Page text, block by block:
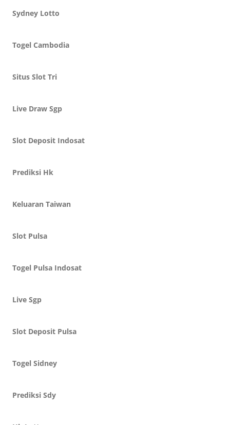
Sydney Lotto
Togel Cambodia
Situs Slot Tri
Live Draw Sgp
Slot Deposit Indosat
Prediksi Hk
Keluaran Taiwan
Slot Pulsa
Togel Pulsa Indosat
Live Sgp
Slot Deposit Pulsa
Togel Sidney
Prediksi Sdy